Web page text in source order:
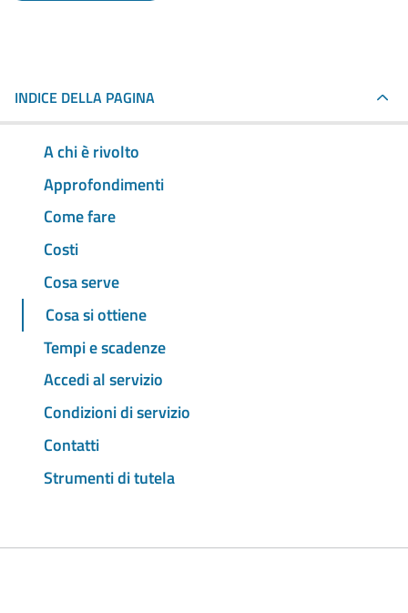
INDICE DELLA PAGINA
A chi è rivolto
Approfondimenti
Come fare
Costi
Cosa serve
Cosa si ottiene
Tempi e scadenze
Accedi al servizio
Condizioni di servizio
Contatti
Strumenti di tutela